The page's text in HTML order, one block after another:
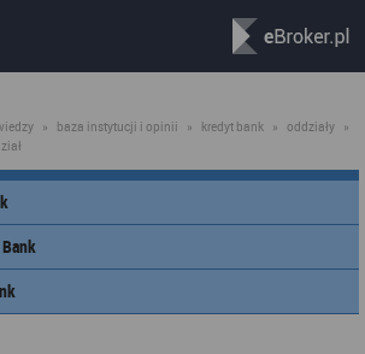
» baza instytucji i opinii » kredyt bank » oddziały »